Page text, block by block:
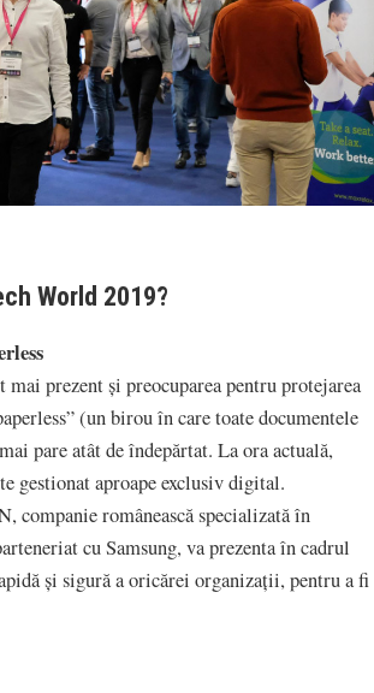
World 2019?
prezent și preocuparea pentru protejarea
(un birou în care toate documentele
pare atât de îndepărtat. La ora actuală,
gestionat aproape exclusiv digital.
românească specializată în
cu Samsung, va prezenta în cadrul
și sigură a oricărei organizații, pentru a fi